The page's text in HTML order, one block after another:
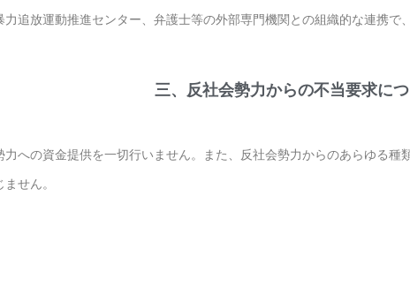
追放運動推進センター、弁護士等の外部専門機関との組織的な連携で
三、反社会勢力からの不当要求に
への資金提供を一切行いません。また、反社会勢力からのあらゆる種
せん。